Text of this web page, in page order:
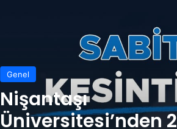
Genel
Nişantaşı
Üniversitesi’nden